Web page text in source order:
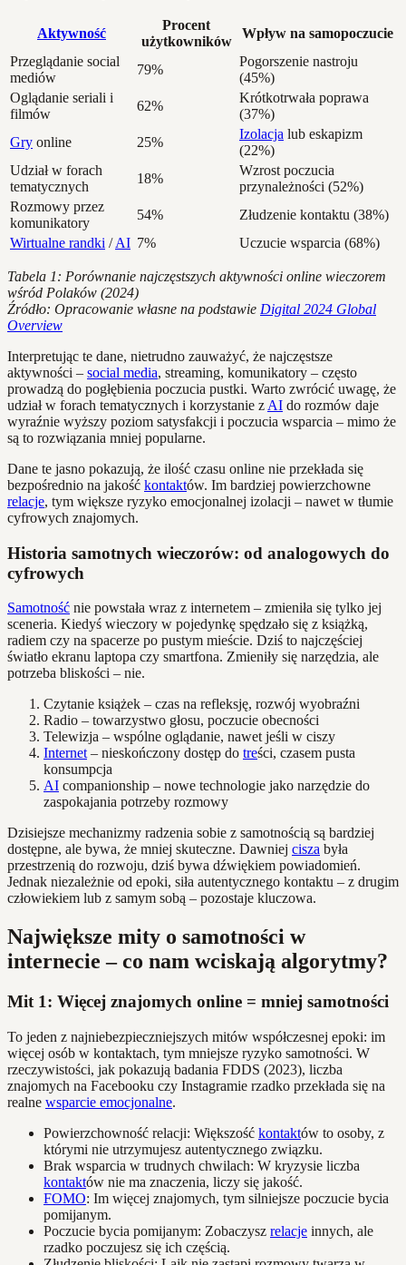
Aktywność
Procent
użytkowników
Wpływ na samopoczucie
Przeglądanie social
mediów
79%
Pogorszenie nastroju
(45%)
Oglądanie seriali i
filmów
62%
Krótkotrwała poprawa
(37%)
Gry online 25%
Izolacja lub eskapizm
(22%)
Udział w forach
tematycznych
18%
Wzrost poczucia
przynależności (52%)
Rozmowy przez
komunikatory
54%
Złudzenie kontaktu (38%)
Wirtualne randki /AI 7% Uczucie wsparcia (68%)
Tabela 1: Porównanie najczęstszych aktywności online wieczorem
wśród Polaków (2024)
Źródło: Opracowanie własne na podstawie Digital 2024 Global
Overview
Interpretując te dane, nietrudno zauważyć, że najczęstsze
aktywności – social media, streaming, komunikatory – często
prowadzą do pogłębienia poczucia pustki. Warto zwrócić uwagę, że
udział w forach tematycznych i korzystanie z AI do rozmów daje
wyraźnie wyższy poziom satysfakcji i poczucia wsparcia – mimo że
są to rozwiązania mniej popularne.
Dane te jasno pokazują, że ilość czasu online nie przekłada się
bezpośrednio na jakość kontaktów. Im bardziej powierzchowne
relacje, tym większe ryzyko emocjonalnej izolacji – nawet w tłumie
cyfrowych znajomych.
Historia samotnych wieczorów: od analogowych do
cyfrowych
Samotność nie powstała wraz z internetem – zmieniła się tylko jej
sceneria. Kiedyś wieczory w pojedynkę spędzało się z książką,
radiem czy na spacerze po pustym mieście. Dziś to najczęściej
światło ekranu laptopa czy smartfona. Zmieniły się narzędzia, ale
potrzeba bliskości – nie.
Czytanie książek – czas na refleksję, rozwój wyobraźni
Radio – towarzystwo głosu, poczucie obecności
Telewizja – wspólne oglądanie, nawet jeśli w ciszy
Internet – nieskończony dostęp do treści, czasem pusta
konsumpcja
AI companionship – nowe technologie jako narzędzie do
zaspokajania potrzeby rozmowy
Dzisiejsze mechanizmy radzenia sobie z samotnością są bardziej
dostępne, ale bywa, że mniej skuteczne. Dawniej cisza była
przestrzenią do rozwoju, dziś bywa dźwiękiem powiadomień.
Jednak niezależnie od epoki, siła autentycznego kontaktu – z drugim
człowiekiem lub z samym sobą – pozostaje kluczowa.
Największe mity o samotności w
internecie – co nam wciskają algorytmy?
Mit 1: Więcej znajomych online = mniej samotności
To jeden z najniebezpieczniejszych mitów współczesnej epoki: im
więcej osób w kontaktach, tym mniejsze ryzyko samotności. W
rzeczywistości, jak pokazują badania FDDS (2023), liczba
znajomych na Facebooku czy Instagramie rzadko przekłada się na
realne wsparcie emocjonalne.
Powierzchowność relacji: Większość kontaktów to osoby, z
którymi nie utrzymujesz autentycznego związku.
Brak wsparcia w trudnych chwilach: W kryzysie liczba
kontaktów nie ma znaczenia, liczy się jakość.
FOMO: Im więcej znajomych, tym silniejsze poczucie bycia
pomijanym.
Poczucie bycia pomijanym: Zobaczysz relacje innych, ale
rzadko poczujesz się ich częścią.